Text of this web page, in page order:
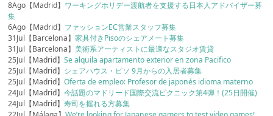
8Ago【Madrid】 ワーキングホリデー渡航者を支援する日本人アドバイザー募
集
6Ago【Madrid】 ファッションEC営業スタッフ募集
31Jul【Barcelona】家具付きPisoのシェアメート募集
31Jul【Barcelona】美術系アーティストに最適なスタジオ賃貸
25Jul【Madrid】Se alquila apartamento exterior en zona Pacifico
25Jul【Madrid】 シェアハウス・ピソ 9月からの入居者募集
25Jul【Madrid】Oferta de empleo: Profesor de japonés idioma materno
24Jul【Madrid】今話題のマドリード国際交流ピクニック第4弾！(25日開催)
24Jul【Madrid】寿司を握れる方募集